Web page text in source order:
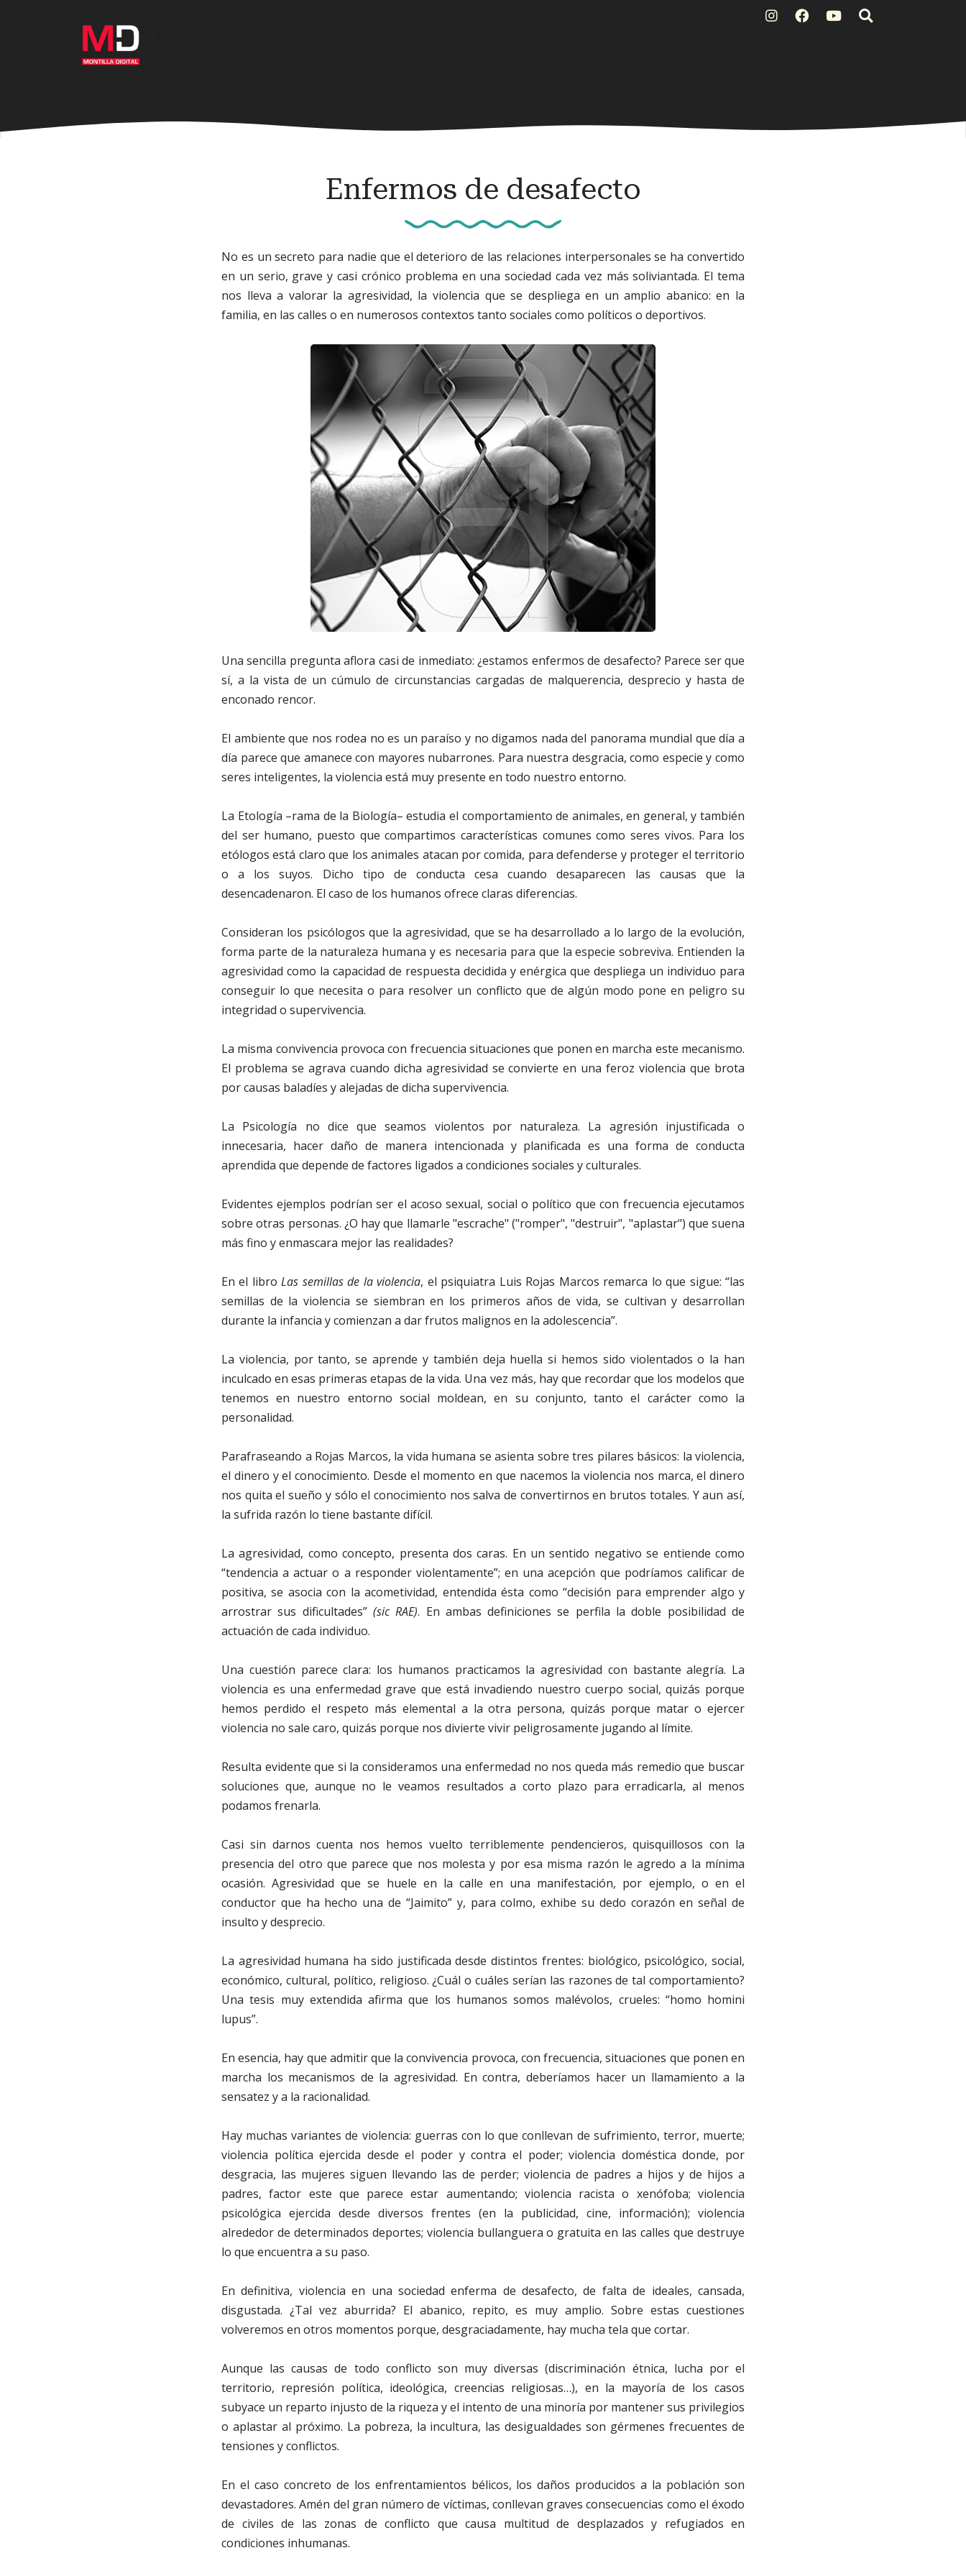
Enfermos de desafecto
No es un secreto para nadie que el deterioro de las relaciones interpersonales se ha convertido
en un serio, grave y casi crónico problema en una sociedad cada vez más soliviantada. El tema
nos lleva a valorar la agresividad, la violencia que se despliega en un amplio abanico: en la
familia, en las calles o en numerosos contextos tanto sociales como políticos o deportivos.
Una sencilla pregunta aflora casi de inmediato: ¿estamos enfermos de desafecto? Parece ser que
sí, a la vista de un cúmulo de circunstancias cargadas de malquerencia, desprecio y hasta de
enconado rencor.
El ambiente que nos rodea no es un paraíso y no digamos nada del panorama mundial que día a
día parece que amanece con mayores nubarrones. Para nuestra desgracia, como especie y como
seres inteligentes, la violencia está muy presente en todo nuestro entorno.
La Etología –rama de la Biología– estudia el comportamiento de animales, en general, y también
del ser humano, puesto que compartimos características comunes como seres vivos. Para los
etólogos está claro que los animales atacan por comida, para defenderse y proteger el territorio
o a los suyos. Dicho tipo de conducta cesa cuando desaparecen las causas que la
desencadenaron. El caso de los humanos ofrece claras diferencias.
Consideran los psicólogos que la agresividad, que se ha desarrollado a lo largo de la evolución,
forma parte de la naturaleza humana y es necesaria para que la especie sobreviva. Entienden la
agresividad como la capacidad de respuesta decidida y enérgica que despliega un individuo para
conseguir lo que necesita o para resolver un conflicto que de algún modo pone en peligro su
integridad o supervivencia.
La misma convivencia provoca con frecuencia situaciones que ponen en marcha este mecanismo.
El problema se agrava cuando dicha agresividad se convierte en una feroz violencia que brota
por causas baladíes y alejadas de dicha supervivencia.
La Psicología no dice que seamos violentos por naturaleza. La agresión injustificada o
innecesaria, hacer daño de manera intencionada y planificada es una forma de conducta
aprendida que depende de factores ligados a condiciones sociales y culturales.
Evidentes ejemplos podrían ser el acoso sexual, social o político que con frecuencia ejecutamos
sobre otras personas. ¿O hay que llamarle "escrache" ("romper", "destruir", "aplastar") que suena
más fino y enmascara mejor las realidades?
En el libroLas semillas de la violencia, el psiquiatra Luis Rojas Marcos remarca lo que sigue: “las
semillas de la violencia se siembran en los primeros años de vida, se cultivan y desarrollan
durante la infancia y comienzan a dar frutos malignos en la adolescencia”.
La violencia, por tanto, se aprende y también deja huella si hemos sido violentados o la han
inculcado en esas primeras etapas de la vida. Una vez más, hay que recordar que los modelos que
tenemos en nuestro entorno social moldean, en su conjunto, tanto el carácter como la
personalidad.
Parafraseando a Rojas Marcos, la vida humana se asienta sobre tres pilares básicos: la violencia,
el dinero y el conocimiento. Desde el momento en que nacemos la violencia nos marca, el dinero
nos quita el sueño y sólo el conocimiento nos salva de convertirnos en brutos totales. Y aun así,
la sufrida razón lo tiene bastante difícil.
La agresividad, como concepto, presenta dos caras. En un sentido negativo se entiende como
“tendencia a actuar o a responder violentamente”; en una acepción que podríamos calificar de
positiva, se asocia con la acometividad, entendida ésta como “decisión para emprender algo y
arrostrar sus dificultades” (sic RAE). En ambas definiciones se perfila la doble posibilidad de
actuación de cada individuo.
Una cuestión parece clara: los humanos practicamos la agresividad con bastante alegría. La
violencia es una enfermedad grave que está invadiendo nuestro cuerpo social, quizás porque
hemos perdido el respeto más elemental a la otra persona, quizás porque matar o ejercer
violencia no sale caro, quizás porque nos divierte vivir peligrosamente jugando al límite.
Resulta evidente que si la consideramos una enfermedad no nos queda más remedio que buscar
soluciones que, aunque no le veamos resultados a corto plazo para erradicarla, al menos
podamos frenarla.
Casi sin darnos cuenta nos hemos vuelto terriblemente pendencieros, quisquillosos con la
presencia del otro que parece que nos molesta y por esa misma razón le agredo a la mínima
ocasión. Agresividad que se huele en la calle en una manifestación, por ejemplo, o en el
conductor que ha hecho una de “Jaimito” y, para colmo, exhibe su dedo corazón en señal de
insulto y desprecio.
La agresividad humana ha sido justificada desde distintos frentes: biológico, psicológico, social,
económico, cultural, político, religioso. ¿Cuál o cuáles serían las razones de tal comportamiento?
Una tesis muy extendida afirma que los humanos somos malévolos, crueles: “homo homini
lupus”.
En esencia, hay que admitir que la convivencia provoca, con frecuencia, situaciones que ponen en
marcha los mecanismos de la agresividad. En contra, deberíamos hacer un llamamiento a la
sensatez y a la racionalidad.
Hay muchas variantes de violencia: guerras con lo que conllevan de sufrimiento, terror, muerte;
violencia política ejercida desde el poder y contra el poder; violencia doméstica donde, por
desgracia, las mujeres siguen llevando las de perder; violencia de padres a hijos y de hijos a
padres, factor este que parece estar aumentando; violencia racista o xenófoba; violencia
psicológica ejercida desde diversos frentes (en la publicidad, cine, información); violencia
alrededor de determinados deportes; violencia bullanguera o gratuita en las calles que destruye
lo que encuentra a su paso.
En definitiva, violencia en una sociedad enferma de desafecto, de falta de ideales, cansada,
disgustada. ¿Tal vez aburrida? El abanico, repito, es muy amplio. Sobre estas cuestiones
volveremos en otros momentos porque, desgraciadamente, hay mucha tela que cortar.
Aunque las causas de todo conflicto son muy diversas (discriminación étnica, lucha por el
territorio, represión política, ideológica, creencias religiosas…), en la mayoría de los casos
subyace un reparto injusto de la riqueza y el intento de una minoría por mantener sus privilegios
o aplastar al próximo. La pobreza, la incultura, las desigualdades son gérmenes frecuentes de
tensiones y conflictos.
En el caso concreto de los enfrentamientos bélicos, los daños producidos a la población son
devastadores. Amén del gran número de víctimas, conllevan graves consecuencias como el éxodo
de civiles de las zonas de conflicto que causa multitud de desplazados y refugiados en
condiciones inhumanas.